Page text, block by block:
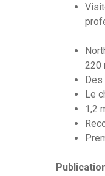
220
Des
Le
1,2